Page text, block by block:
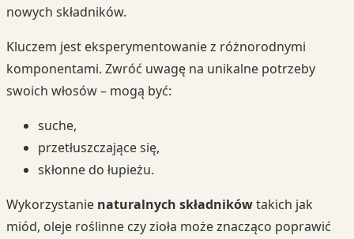
nowych składników.
Kluczem jest eksperymentowanie z różnorodnymi
komponentami. Zwróć uwagę na unikalne potrzeby
swoich włosów – mogą być:
suche,
przetłuszczające się,
skłonne do łupieżu.
Wykorzystanie naturalnych składnikówtakich jak
miód, oleje roślinne czy zioła może znacząco poprawić